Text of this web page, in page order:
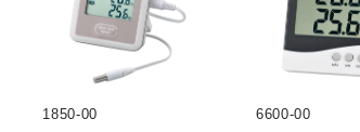
1850-00 6600-00